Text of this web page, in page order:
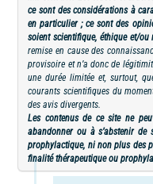
ce sont des considérations à
en particulier ; ce sont des
soient scientifique, éthique et/ou
remise en cause des
provisoire et n’a donc de
une durée limitée et, surtout,
courants scientifiques du
des avis divergents.
Les contenus de ce site ne
abandonner ou à s’abstenir de
prophylactique, ni non plus des
finalité thérapeutique ou